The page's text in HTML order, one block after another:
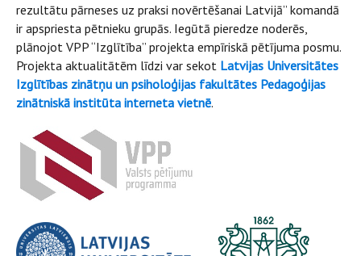
rezultātu pārneses uz praksi novērtēšanai Latvijā” komandā
ir apspriesta pētnieku grupās. Iegūtā pieredze noderēs,
plānojot VPP “Izglītība” projekta empīriskā pētījuma posmu.
Projekta aktualitātēm līdzi var sekot Latvijas Universitātes
Izglītības zinātņu un psiholoģijas fakultātes Pedagoģijas
zinātniskā institūta interneta vietnē.